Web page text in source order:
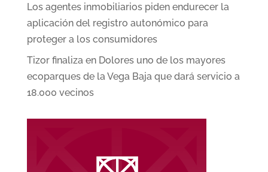
Los agentes inmobiliarios piden endurecer la
aplicación del registro autonómico para
proteger a los consumidores
Tizor finaliza en Dolores uno de los mayores
ecoparques de la Vega Baja que dará servicio a
18.000 vecinos